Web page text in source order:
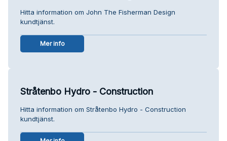
Hitta information om John The Fisherman Design
kundtjänst.
Mer info
Stråtenbo Hydro - Construction
Hitta information om Stråtenbo Hydro - Construction
kundtjänst.